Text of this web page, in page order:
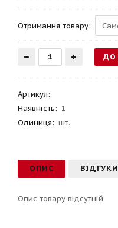
Отримання товару:
Артикул:
Наявність: 1
Одиниця: шт.
ОПИС ВІДГУКИ
Опис товару відсутній